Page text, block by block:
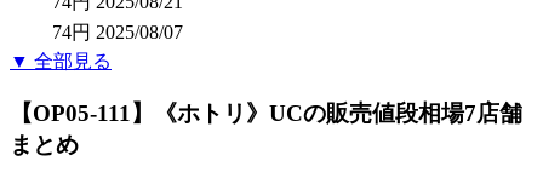
74円 2025/08/07
▼ 全部見る
【OP05-111】《ホトリ》UCの販売値段相場7店舗
まとめ